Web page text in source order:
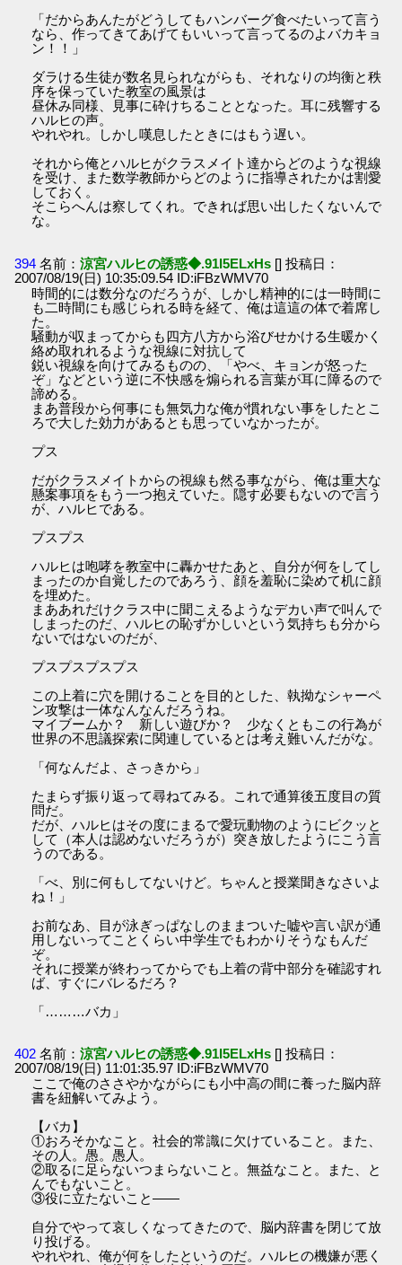
「だからあんたがどうしてもハンバーグ食べたいって言う
なら、作ってきてあげてもいいって言ってるのよバカキョ
ン！！」
ダラける生徒が数名見られながらも、それなりの均衡と秩
序を保っていた教室の風景は
昼休み同様、見事に砕けちることとなった。耳に残響する
ハルヒの声。
やれやれ。しかし嘆息したときにはもう遅い。
それから俺とハルヒがクラスメイト達からどのような視線
を受け、また数学教師からどのように指導されたかは割愛
しておく。
そこらへんは察してくれ。できれば思い出したくないんで
な。
394 名前：涼宮ハルヒの誘惑◆.91I5ELxHs [] 投稿日：
2007/08/19(日) 10:35:09.54 ID:iFBzWMV70
時間的には数分なのだろうが、しかし精神的には一時間に
も二時間にも感じられる時を経て、俺は這這の体で着席し
た。
騒動が収まってからも四方八方から浴びせかける生暖かく
絡め取れれるような視線に対抗して
鋭い視線を向けてみるものの、「やべ、キョンが怒った
ぞ」などという逆に不快感を煽られる言葉が耳に障るので
諦める。
まあ普段から何事にも無気力な俺が慣れない事をしたとこ
ろで大した効力があるとも思っていなかったが。
プス
だがクラスメイトからの視線も然る事ながら、俺は重大な
懸案事項をもう一つ抱えていた。隠す必要もないので言う
が、ハルヒである。
プスプス
ハルヒは咆哮を教室中に轟かせたあと、自分が何をしてし
まったのか自覚したのであろう、顔を羞恥に染めて机に顔
を埋めた。
まああれだけクラス中に聞こえるようなデカい声で叫んで
しまったのだ、ハルヒの恥ずかしいという気持ちも分から
ないではないのだが、
プスプスプスプス
この上着に穴を開けることを目的とした、執拗なシャーペ
ン攻撃は一体なんなんだろうね。
マイブームか？ 新しい遊びか？ 少なくともこの行為が
世界の不思議探索に関連しているとは考え難いんだがな。
「何なんだよ、さっきから」
たまらず振り返って尋ねてみる。これで通算後五度目の質
問だ。
だが、ハルヒはその度にまるで愛玩動物のようにビクッと
して（本人は認めないだろうが）突き放したようにこう言
うのである。
「べ、別に何もしてないけど。ちゃんと授業聞きなさいよ
ね！」
お前なあ、目が泳ぎっぱなしのままついた嘘や言い訳が通
用しないってことくらい中学生でもわかりそうなもんだ
ぞ。
それに授業が終わってからでも上着の背中部分を確認すれ
ば、すぐにバレるだろ？
「………バカ」
402 名前：涼宮ハルヒの誘惑◆.91I5ELxHs [] 投稿日：
2007/08/19(日) 11:01:35.97 ID:iFBzWMV70
ここで俺のささやかながらにも小中高の間に養った脳内辞
書を紐解いてみよう。
【バカ】
①おろそかなこと。社会的常識に欠けていること。また、
その人。愚。愚人。
②取るに足らないつまらないこと。無益なこと。また、と
んでもないこと。
③役に立たないこと――
自分でやって哀しくなってきたので、脳内辞書を閉じて放
り投げる。
やれやれ、俺が何をしたというのだ。ハルヒの機嫌が悪く